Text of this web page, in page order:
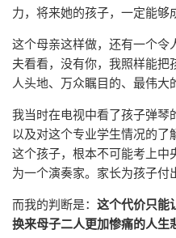
力，将来她的孩子，一定能够
这个母亲这样做，还有一个
夫看看，没有你，我照样能
人头地、万众瞩目的、最伟大
我当时在电视中看了孩子弹琴
以及对这个专业学生情况的了
这个孩子，根本不可能考上
为一个演奏家。家长为孩子付
而我的判断是： 这个代价只能
换来母子二人更加惨痛的人生